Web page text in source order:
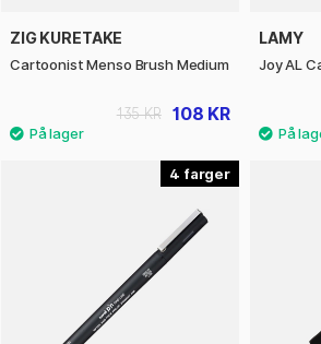
ZIG KURETAKE
Cartoonist Menso Brush Medium
108 KR
135 KR
LAMY
Joy AL
4